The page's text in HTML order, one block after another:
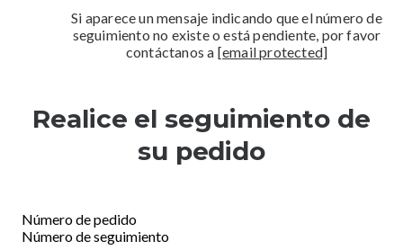
Si aparece un mensaje indicando que el número de
seguimiento no existe o está pendiente, por favor
contáctanos a [email protected]
Realice el seguimiento de
su pedido
Número de pedido
Número de seguimiento